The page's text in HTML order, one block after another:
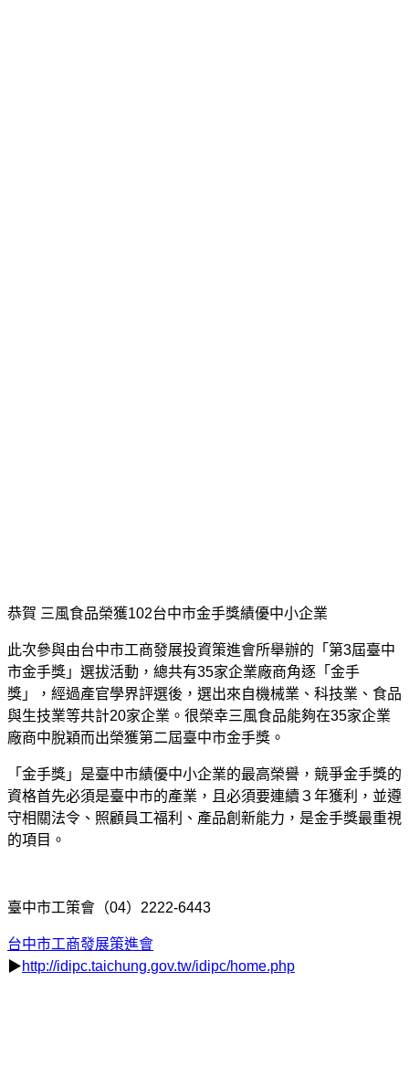
恭賀 三風食品榮獲102台中市金手獎績優中小企業
此次參與由台中市工商發展投資策進會所舉辦的「第3屆臺中
市金手獎」選拔活動，總共有35家企業廠商角逐「金手
獎」，經過產官學界評選後，選出來自機械業、科技業、食品
與生技業等共計20家企業。很榮幸三風食品能夠在35家企業
廠商中脫穎而出榮獲第二屆臺中市金手獎。
「金手獎」是臺中市績優中小企業的最高榮譽，競爭金手獎的
資格首先必須是臺中市的產業，且必須要連續３年獲利，並遵
守相關法令、照顧員工福利、產品創新能力，是金手獎最重視
的項目。
臺中市工策會（04）2222-6443
台中市工商發展策進會
▶http://idipc.taichung.gov.tw/idipc/home.php